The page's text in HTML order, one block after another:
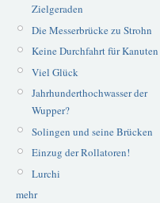
Zielgeraden
Die Messerbrücke zu Strohn
Keine Durchfahrt für Kanuten
Viel Glück
Jahrhunderthochwasser der
Wupper?
Solingen und seine Brücken
Einzug der Rollatoren!
Lurchi
mehr